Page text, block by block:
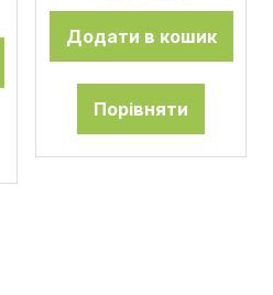
Додати в кошик
Порівняти